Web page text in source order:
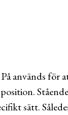
används för
sätt.